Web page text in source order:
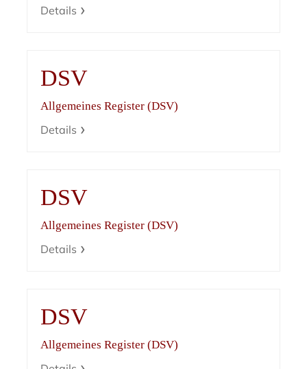
Details
DSV
Allgemeines Register (DSV)
Details
DSV
Allgemeines Register (DSV)
Details
DSV
Allgemeines Register (DSV)